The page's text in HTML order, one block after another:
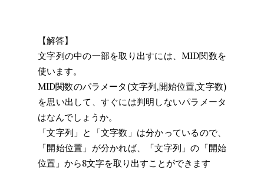
【解答】
文字列の中の一部を取り出すには、MID関数を
使います。
MID関数のパラメータ(文字列,開始位置,文字数)
を思い出して、すぐには判明しないパラメータ
はなんでしょうか。
「文字列」と「文字数」は分かっているので、
「開始位置」が分かれば、「文字列」の「開始
位置」から8文字を取り出すことができます